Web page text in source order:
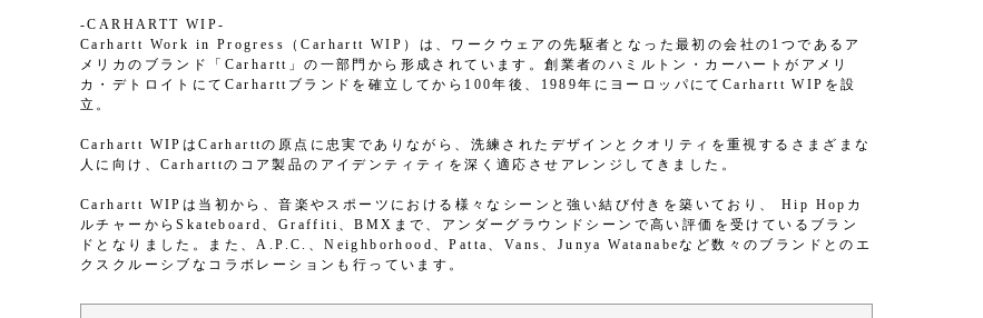
-CARHARTT WIP-
Carhartt Work in Progress（Carhartt WIP）は、ワークウェアの先駆者となった最初の会社の1つであるア
メリカのブランド「Carhartt」の一部門から形成されています。創業者のハミルトン・カーハートがアメリ
カ・デトロイトにてCarharttブランドを確立してから100年後、1989年にヨーロッパにてCarhartt WIPを設
立。
Carhartt WIPはCarharttの原点に忠実でありながら、洗練されたデザインとクオリティを重視するさまざまな
人に向け、Carharttのコア製品のアイデンティティを深く適応させアレンジしてきました。
Carhartt WIPは当初から、音楽やスポーツにおける様々なシーンと強い結び付きを築いており、 Hip Hopカ
ルチャーからSkateboard、Graffiti、BMXまで、アンダーグラウンドシーンで高い評価を受けているブラン
ドとなりました。また、A.P.C.、Neighborhood、Patta、Vans、Junya Watanabeなど数々のブランドとのエ
クスクルーシブなコラボレーションも行っています。